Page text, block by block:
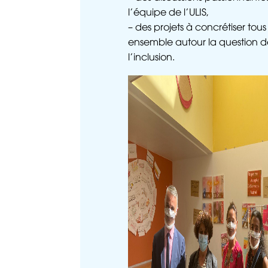
l’équipe de l’ULIS,
– des projets à concrétiser tous
ensemble autour la question
l’inclusion.